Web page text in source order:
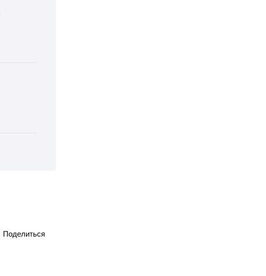
Поделиться